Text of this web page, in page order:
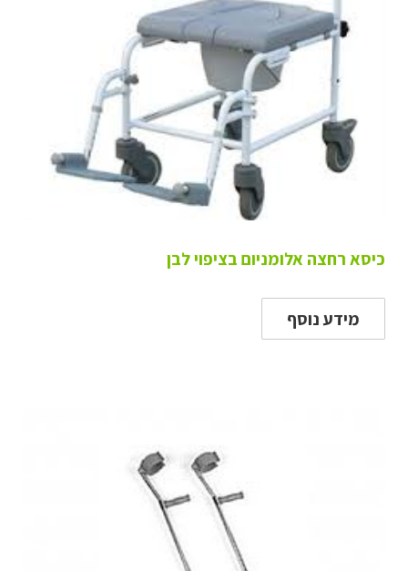
כיסא רחצה אלומניום בציפוי לבן
מידע נוסף